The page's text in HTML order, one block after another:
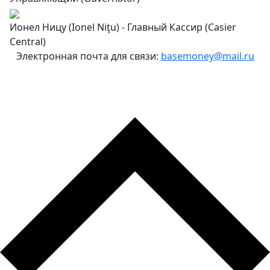
Ионел Ницу (Ionel Niţu) - Главный Кассир (Casier
Central)
Электронная почта для связи: basemoney@mail.ru